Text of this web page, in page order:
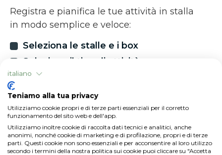
Registra e pianifica le tue attività in stalla
in modo semplice e veloce:
Seleziona le stalle e i box
Seleziona il tipo di attività
Aggiungi i prodotti necessari
Assegna i compiti ai tuoi collaboratori
Inserisci il monte ore lavorate
italiano
Teniamo alla tua privacy
Utilizziamo cookie propri e di terze parti essenziali per il corretto
funzionamento del sito web e dell'app.
Utilizziamo inoltre cookie di raccolta dati tecnici e analitici, anche
anonimi, nonché cookie di marketing e di profilazione, propri e di terze
parti. Questi cookie non sono essenziali e per acconsentire al loro utilizzo
secondo i termini della nostra politica sui cookie puoi cliccare su "Accetta